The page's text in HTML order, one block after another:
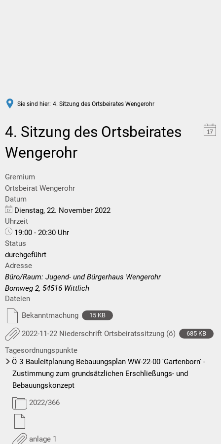
Sie sind hier: 4. Sitzung des Ortsbeirates Wengerohr
4. Sitzung des Ortsbeirates
Wengerohr
Gremium
Ortsbeirat Wengerohr
Datum
Dienstag, 22. November 2022
Uhrzeit
19:00 - 20:30 Uhr
Status
durchgeführt
Adresse
Büro/Raum: Jugend- und Bürgerhaus Wengerohr
Bornweg 2, 54516 Wittlich
Dateien
Bekanntmachung
15 KB
2022-11-22 Niederschrift Ortsbeiratssitzung (ö) 685 KB
Tagesordnungspunkte
Ö 3 Bauleitplanung Bebauungsplan WW-22-00 'Gartenborn' -
Zustimmung zum grundsätzlichen Erschließungs- und
Bebauungskonzept
2022/366
anlage 1